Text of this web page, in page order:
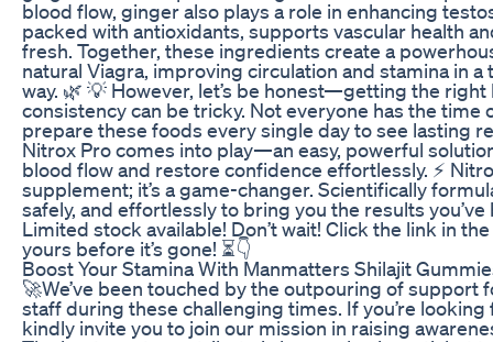
blood flow, ginger also plays a role in enhancing
packed with antioxidants, supports vascular health
fresh. Together, these ingredients create a
natural Viagra, improving circulation and stamina in a
way. 🌿 💡 However, let’s be honest—getting the right
consistency can be tricky. Not everyone has the time
prepare these foods every single day to see lasting
Nitrox Pro comes into play—an easy, powerful
blood flow and restore confidence effortlessly. ⚡
supplement; it’s a game-changer. Scientifically
safely, and effortlessly to bring you the results
Limited stock available! Don’t wait! Click the link in
yours before it’s gone! ⏳👇
Boost Your Stamina With Manmatters Shilajit
🚀We’ve been touched by the outpouring of support
staff during these challenging times. If you’re looking
kindly invite you to join our mission in raising